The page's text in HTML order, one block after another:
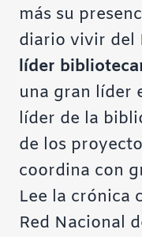
más su
diario vivir del
líder
una gran líder
líder de la
de los
coordina con
Lee la crónica
Red Nacional